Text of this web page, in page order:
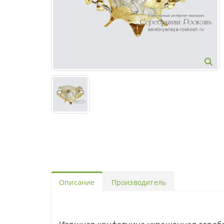
Описание Производитель